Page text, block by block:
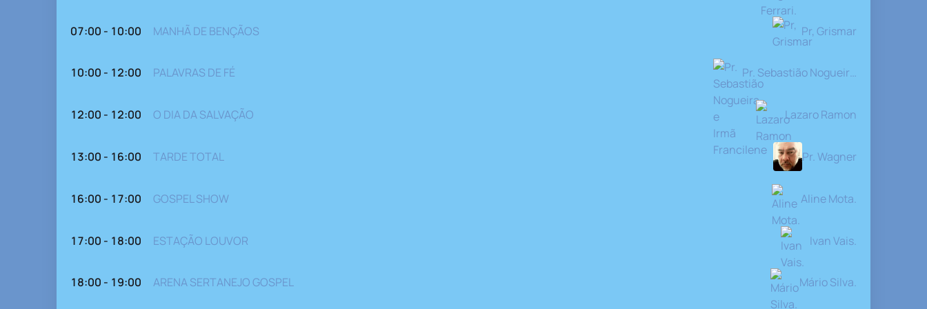
07:00 - 10:00 MANHÃ DE BENÇÃOS Pr, Grismar
10:00 - 12:00 PALAVRAS DE FÉ Pr. Sebastião Nogueira e Irmã Francilene
12:00 - 12:00 O DIA DA SALVAÇÃO Lazaro Ramon
13:00 - 16:00 TARDE TOTAL Pr. Wagner
16:00 - 17:00 GOSPEL SHOW Aline Mota.
17:00 - 18:00 ESTAÇÃO LOUVOR Ivan Vais.
18:00 - 19:00 ARENA SERTANEJO GOSPEL Mário Silva.